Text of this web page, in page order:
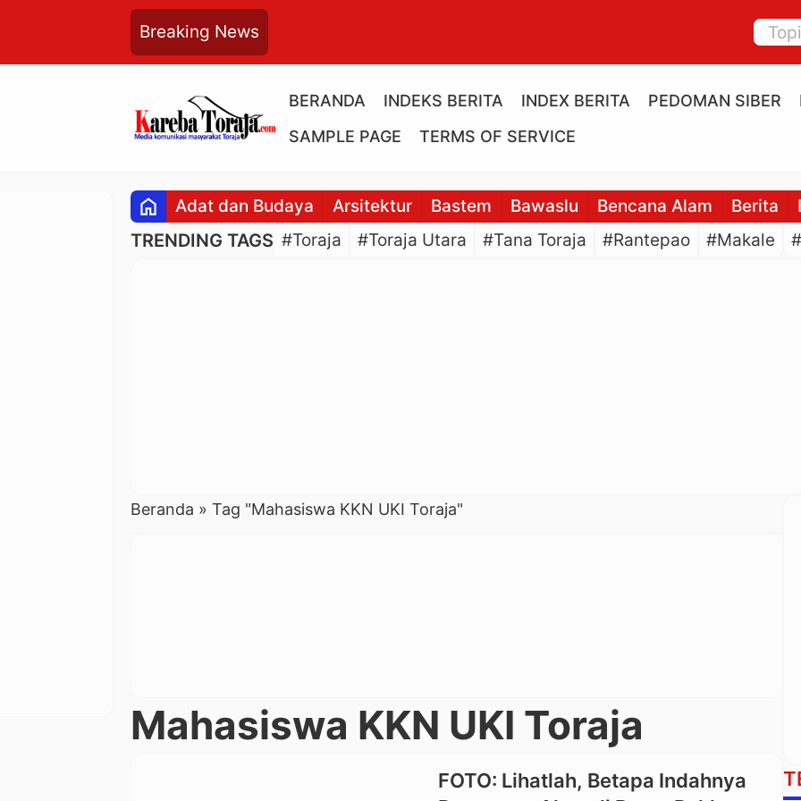
Breaking News
BERANDA INDEKS BERITA INDEX BERITA PEDOMAN SIBER
SAMPLE PAGE
TERMS OF SERVICE
home Adat dan Budaya Arsitektur Bastem Bawaslu Bencana Alam Berita
TRENDING TAGS #Toraja #Toraja Utara #Tana Toraja #Rantepao #Makale
Beranda » Tag "Mahasiswa KKN UKI Toraja"
Mahasiswa KKN UKI Toraja
FOTO: Lihatlah, Betapa Indahnya